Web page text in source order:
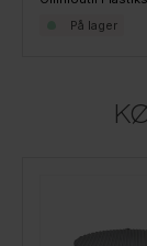
På lager